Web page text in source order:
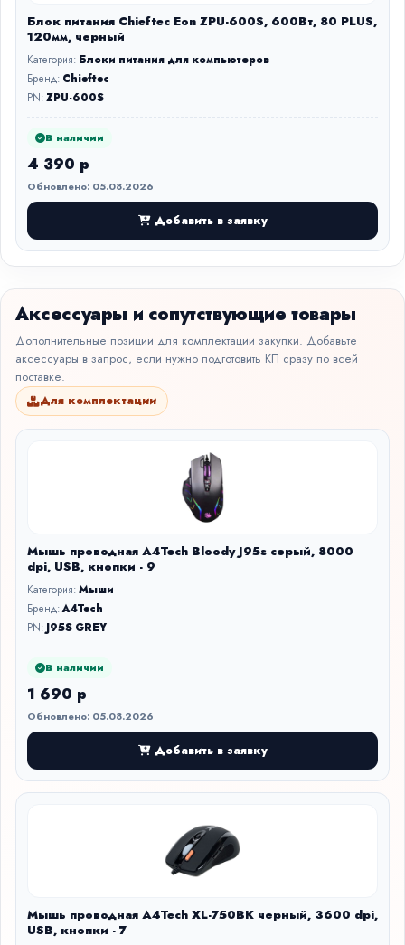
Блок питания Chieftec Eon ZPU-600S, 600Вт, 80 PLUS,
120мм, черный
Категория: Блоки питания для компьютеров
Бренд: Chieftec
PN:ZPU-600S
В наличии
4 390 р
Обновлено: 05.08.2026
Добавить в заявку
Аксессуары и сопутствующие товары
Дополнительные позиции для комплектации закупки. Добавьте
аксессуары в запрос, если нужно подготовить КП сразу по всей
поставке.
Для комплектации
Мышь проводная A4Tech Bloody J95s серый, 8000
dpi, USB, кнопки - 9
Категория:Мыши
Бренд:A4Tech
PN: J95S GREY
В наличии
1 690 р
Обновлено: 05.08.2026
Добавить в заявку
Мышь проводная A4Tech XL-750BK черный, 3600 dpi,
USB, кнопки - 7